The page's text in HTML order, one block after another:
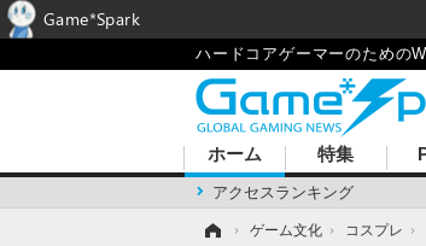
ハードコアゲーマーのための
ホーム
アクセスランキング
特集
› ゲーム文化 › コスプレ ›
Game*Spark